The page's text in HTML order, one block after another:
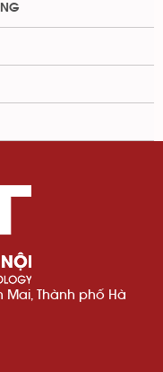
Mai, Thành phố Hà